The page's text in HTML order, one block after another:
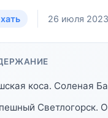
26 июля 2023
коса. Соленая
Светлогорск.